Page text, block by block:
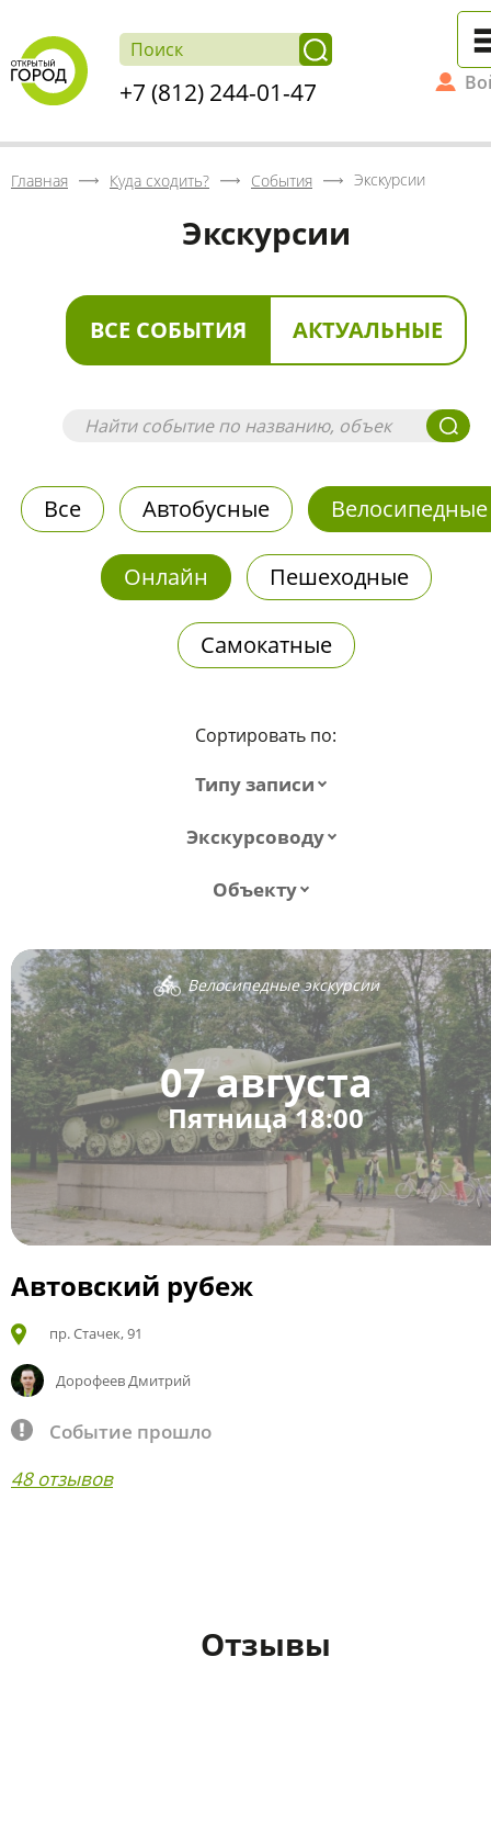
+7 (812) 244-01-47
Главная Куда сходить? События Экскурсии
Экскурсии
ВСЕ СОБЫТИЯ АКТУАЛЬНЫЕ
Все Автобусные Велосипедные
Онлайн Пешеходные
Самокатные
Сортировать по:
Типу записи
Экскурсоводу
Объекту
Велосипедные экскурсии
07 августа
Пятница 18:00
Автовский рубеж
пр. Стачек, 91
Дорофеев Дмитрий
Событие прошло
48 отзывов
Отзывы